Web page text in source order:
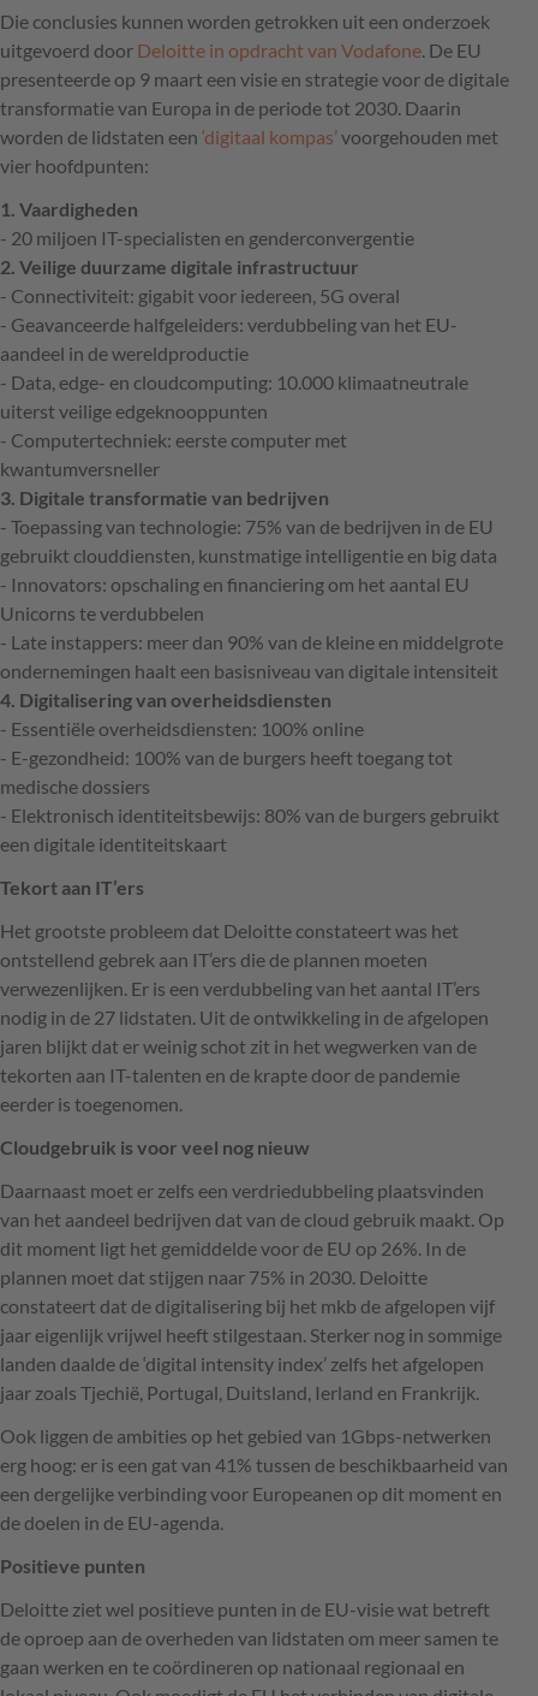
Die conclusies kunnen worden getrokken uit een onderzoek
uitgevoerd door Deloitte in opdracht van Vodafone . De EU
presenteerde op 9 maart een visie en strategie voor de digitale
transformatie van Europa in de periode tot 2030. Daarin
worden de lidstaten een ‘digitaal kompas’voorgehouden met
vier hoofdpunten:
1. Vaardigheden
- 20 miljoen IT-specialisten en genderconvergentie
2. Veilige duurzame digitale infrastructuur
- Connectiviteit: gigabit voor iedereen, 5G overal
- Geavanceerde halfgeleiders: verdubbeling van het EU-
aandeel in de wereldproductie
- Data, edge- en cloudcomputing: 10.000 klimaatneutrale
uiterst veilige edgeknooppunten
- Computertechniek: eerste computer met
kwantumversneller
3. Digitale transformatie van bedrijven
- Toepassing van technologie: 75% van de bedrijven in de EU
gebruikt clouddiensten, kunstmatige intelligentie en big data
- Innovators: opschaling en financiering om het aantal EU
Unicorns te verdubbelen
- Late instappers: meer dan 90% van de kleine en middelgrote
ondernemingen haalt een basisniveau van digitale intensiteit
4. Digitalisering van overheidsdiensten
- Essentiële overheidsdiensten: 100% online
- E-gezondheid: 100% van de burgers heeft toegang tot
medische dossiers
- Elektronisch identiteitsbewijs: 80% van de burgers gebruikt
een digitale identiteitskaart
Tekort aan IT’ers
Het grootste probleem dat Deloitte constateert was het
ontstellend gebrek aan IT’ers die de plannen moeten
verwezenlijken. Er is een verdubbeling van het aantal IT’ers
nodig in de 27 lidstaten. Uit de ontwikkeling in de afgelopen
jaren blijkt dat er weinig schot zit in het wegwerken van de
tekorten aan IT-talenten en de krapte door de pandemie
eerder is toegenomen.
Cloudgebruik is voor veel nog nieuw
Daarnaast moet er zelfs een verdriedubbeling plaatsvinden
van het aandeel bedrijven dat van de cloud gebruik maakt. Op
dit moment ligt het gemiddelde voor de EU op 26%. In de
plannen moet dat stijgen naar 75% in 2030. Deloitte
constateert dat de digitalisering bij het mkb de afgelopen vijf
jaar eigenlijk vrijwel heeft stilgestaan. Sterker nog in sommige
landen daalde de ‘digital intensity index’ zelfs het afgelopen
jaar zoals Tjechië, Portugal, Duitsland, Ierland en Frankrijk.
Ook liggen de ambities op het gebied van 1Gbps-netwerken
erg hoog: er is een gat van 41% tussen de beschikbaarheid van
een dergelijke verbinding voor Europeanen op dit moment en
de doelen in de EU-agenda.
Positieve punten
Deloitte ziet wel positieve punten in de EU-visie wat betreft
de oproep aan de overheden van lidstaten om meer samen te
gaan werken en te coördineren op nationaal regionaal en